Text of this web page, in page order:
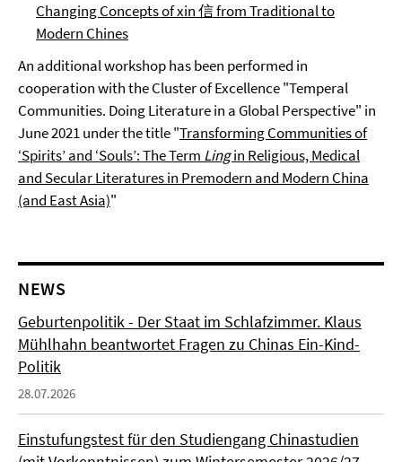
Changing Concepts of xin 信 from Traditional to
Modern Chines
An additional workshop has been performed in
cooperation with the Cluster of Excellence "Temperal
Communities. Doing Literature in a Global Perspective" in
June 2021 under the title "Transforming Communities of
‘Spirits’ and ‘Souls’: The Term Lingin Religious, Medical
and Secular Literatures in Premodern and Modern China
(and East Asia)"
NEWS
Geburtenpolitik - Der Staat im Schlafzimmer. Klaus
Mühlhahn beantwortet Fragen zu Chinas Ein-Kind-
Politik
28.07.2026
Einstufungstest für den Studiengang Chinastudien